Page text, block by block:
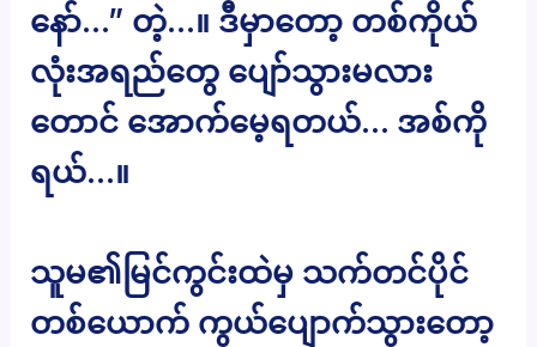
နော်…” တဲ့…။ ဒီမှာတော့ တစ်ကိုယ်
လုံးအရည်တွေ ပျော်သွားမလား
တောင် အောက်မေ့ရတယ်… အစ်ကို
ရယ်…။
သူမ၏မြင်ကွင်းထဲမှ သက်တင်ပိုင်
တစ်ယောက် ကွယ်ပျောက်သွားတော့